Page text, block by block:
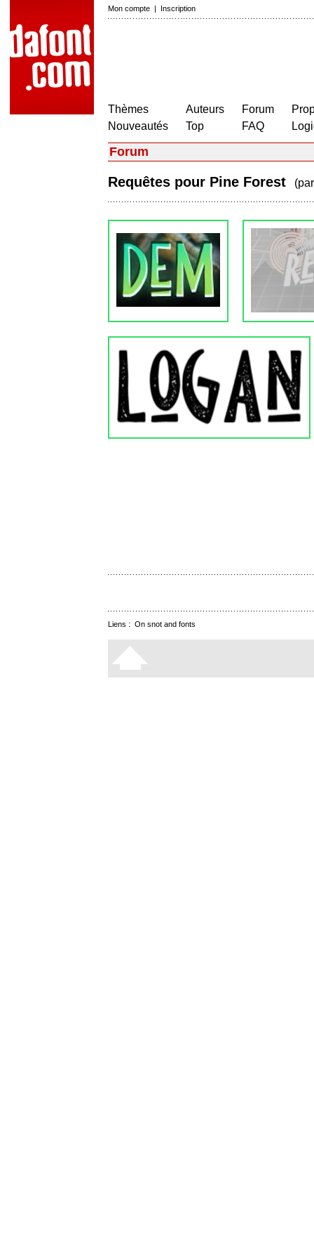
Mon compte | Inscription
Thèmes
Nouveautés
Auteurs
Top
Forum
FAQ
Forum
Requêtes pour Pine Forest
Liens : On snot and fonts